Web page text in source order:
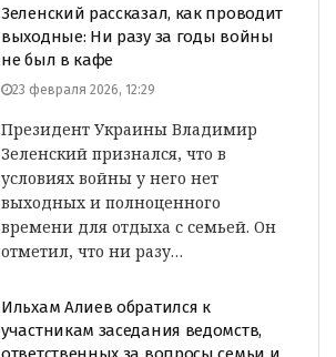
Зеленский рассказал, как проводит
выходные: Ни разу за годы войны
не был в кафе
23 февраля 2026, 12:29
Президент Украины Владимир
Зеленский признался, что в
условиях войны у него нет
выходных и полноценного
времени для отдыха с семьей. Он
отметил, что ни разу…
Ильхам Алиев обратился к
участникам заседания ведомств,